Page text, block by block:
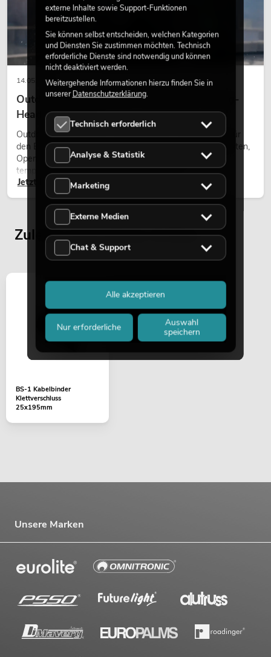
14.05.2026
Outdoor Moving-Heads: Wetterfeste Moving-
Heads bei Events
Outdoor Moving-Heads sind bewegliche Scheinwerfer für
den Einsatz im Freien. Sie werden bei Festivals, Stadtfesten,
Open-Air-Konzerten, Architekturinszenierungen und
temporären Außeninstallationen eingesetzt.
Jetzt lesen
Zuletzt angesehene Artikel
BS-1 Kabelbinder
Klettverschluss
25x195mm
Unsere Marken
externe Inhalte sowie Support-Funktionen
bereitzustellen.
Sie können selbst entscheiden, welchen Kategorien
und Diensten Sie zustimmen möchten. Technisch
erforderliche Dienste sind notwendig und können
nicht deaktiviert werden.
Weitergehende Informationen hierzu finden Sie in
unsererDatenschutzerklärung.
Technisch erforderlich
Analyse & Statistik
Marketing
Externe Medien
Chat & Support
Nur erforderliche
Auswahl
speichern
Alle akzeptieren